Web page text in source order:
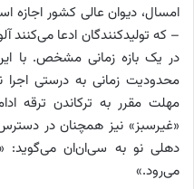
امسال، دیوان عالی کشور اجازه
– که تولیدکنندگان ادعا می‌کنند
در یک بازه زمانی مشخص. با
محدودیت زمانی به درستی
مهلت مقرر به ترکاندن ترقه
«غیرسبز» نیز همچنان در
دهلی نو به سی‌ان‌ان می‌گوید:
می‌رود.»